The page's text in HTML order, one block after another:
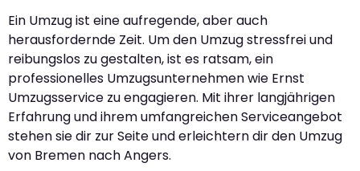
Ein Umzug ist eine aufregende, aber auch
herausfordernde Zeit. Um den Umzug stressfrei und
reibungslos zu gestalten, ist es ratsam, ein
professionelles Umzugsunternehmen wie Ernst
Umzugsservice zu engagieren. Mit ihrer langjährigen
Erfahrung und ihrem umfangreichen Serviceangebot
stehen sie dir zur Seite und erleichtern dir den Umzug
von Bremen nach Angers.